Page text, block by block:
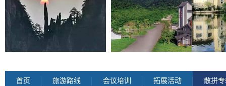
首页 旅游路线 会议培训 拓展活动 散拼